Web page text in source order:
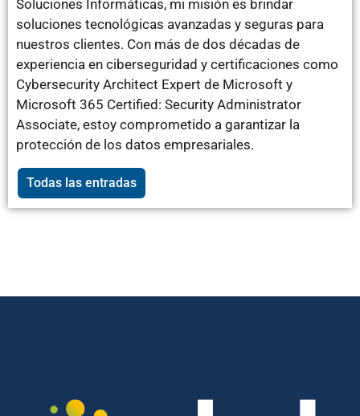
Soluciones Informáticas, mi misión es brindar
soluciones tecnológicas avanzadas y seguras para
nuestros clientes. Con más de dos décadas de
experiencia en ciberseguridad y certificaciones como
Cybersecurity Architect Expert de Microsoft y
Microsoft 365 Certified: Security Administrator
Associate, estoy comprometido a garantizar la
protección de los datos empresariales.
Todas las entradas